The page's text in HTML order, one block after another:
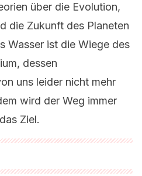
über die Evolution,
die Zukunft des Planeten
Wasser ist die Wiege des
dessen
uns leider nicht mehr
wird der Weg immer
Ziel.
unserem Team gründlich